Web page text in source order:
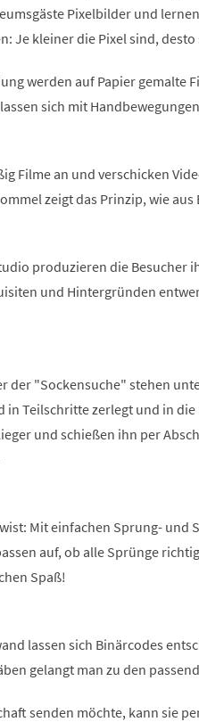
Pixelbilder und
Je kleiner die Pixel sind,
werden auf Papier gemalte
sich mit
Filme an und verschicken
zeigt das Prinzip, wie
produzieren die Besucher
und Hintergründen
der "Sockensuche" stehen
in Teilschritte zerlegt und in
und schießen ihn per
Mit einfachen Sprung- und
auf, ob alle Sprünge
Spaß!
lassen sich Binärcodes
gelangt man zu den
senden möchte, kann sie